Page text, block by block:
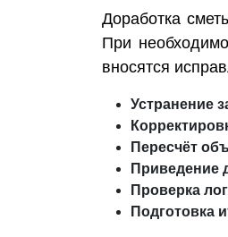
Доработка
При
вносятся
Устранение
Пересчёт
Приведение
Проверка
Подготовка